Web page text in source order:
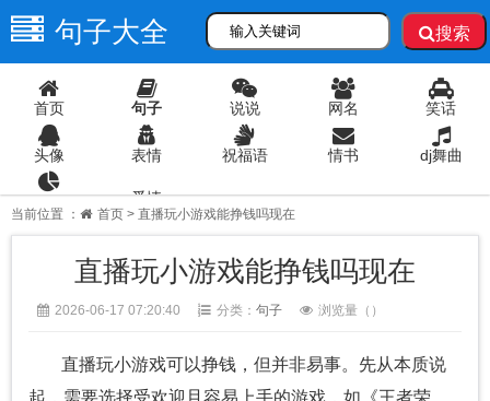
句子大全 搜索
首页 句子 说说 网名 笑话
头像 表情 祝福语 情书 dj舞曲
爱情
当前位置 ： 首页 > 直播玩小游戏能挣钱吗现在
直播玩小游戏能挣钱吗现在
2026-06-17 07:20:40 分类： 句子 浏览量（ ）
直播玩小游戏可以挣钱，但并非易事。先从本质说
起，需要选择受欢迎且容易上手的游戏，如《王者荣